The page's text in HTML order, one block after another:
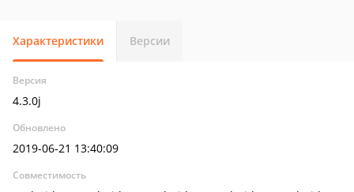
Характеристики Версии
Версия
4.3.0j
Обновлено
2019-06-21 13:40:09
Совместимость